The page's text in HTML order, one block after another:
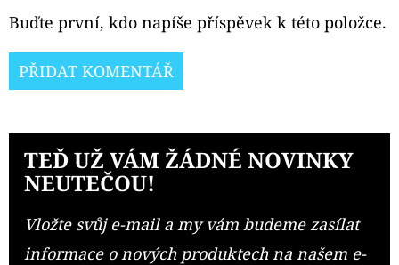
Buďte první, kdo napíše příspěvek k této položce.
PŘIDAT KOMENTÁŘ
TEĎ UŽ VÁM ŽÁDNÉ NOVINKY
NEUTEČOU!
Vložte svůj e-mail a my vám budeme zasílat
informace o nových produktech na našem e-